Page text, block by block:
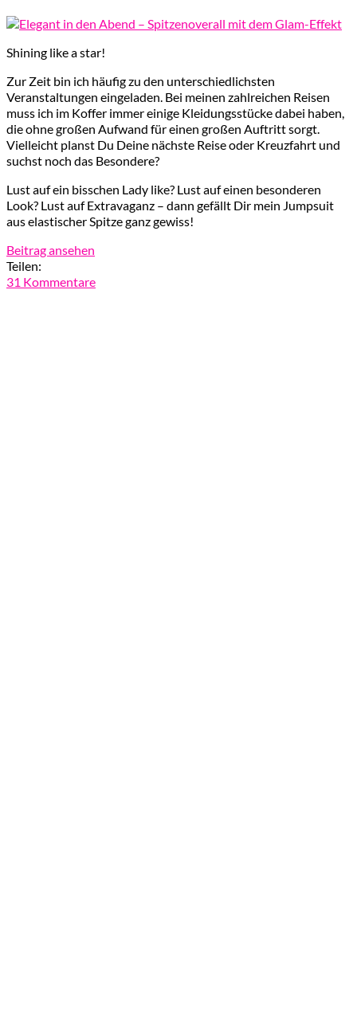
Shining like a star!
Zur Zeit bin ich häufig zu den unterschiedlichsten
Veranstaltungen eingeladen. Bei meinen zahlreichen Reisen
muss ich im Koffer immer einige Kleidungsstücke dabei haben,
die ohne großen Aufwand für einen großen Auftritt sorgt.
Vielleicht planst Du Deine nächste Reise oder Kreuzfahrt und
suchst noch das Besondere?
Lust auf ein bisschen Lady like? Lust auf einen besonderen
Look? Lust auf Extravaganz – dann gefällt Dir mein Jumpsuit
aus elastischer Spitze ganz gewiss!
Beitrag ansehen
Teilen:
31 Kommentare